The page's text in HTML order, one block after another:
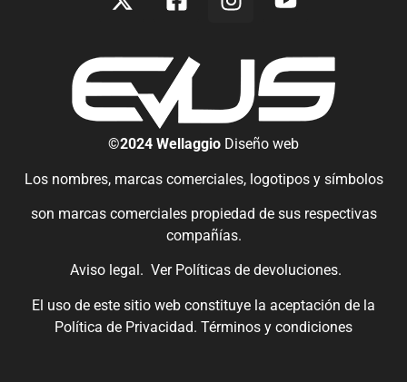
©2024 Wellaggio Diseño web
Los nombres, marcas comerciales, logotipos y símbolos
son marcas comerciales propiedad de sus respectivas
compañías.
Aviso legal.
El uso de este sitio web constituye la aceptación de la
Política de Privacidad. Términos y condiciones